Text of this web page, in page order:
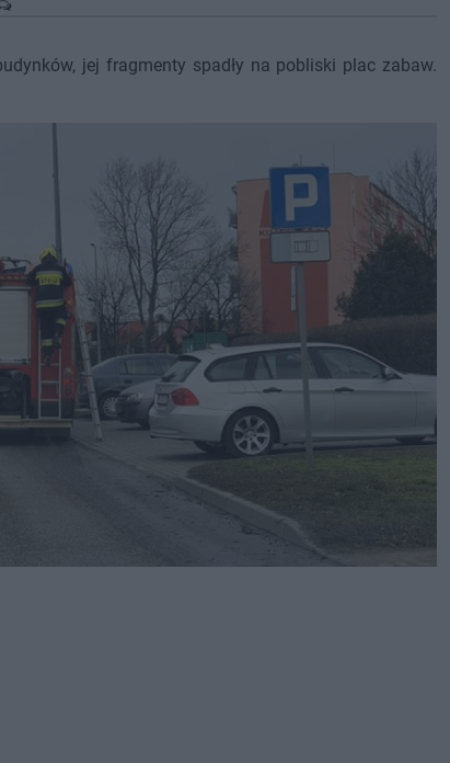
jej fragmenty spadły na pobliski plac zabaw.